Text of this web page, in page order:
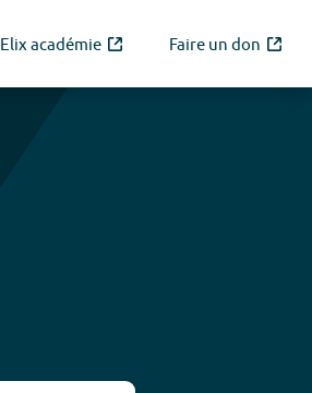
Elix académie Faire un don